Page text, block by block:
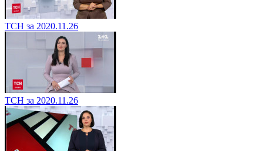
ТСН за 2020.11.26
ТСН за 2020.11.26